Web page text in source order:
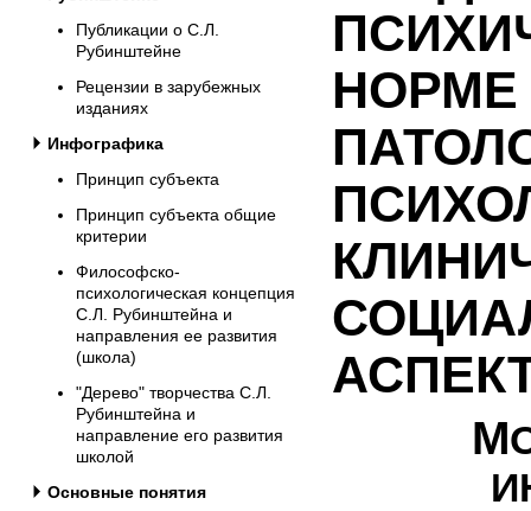
Публикации о С.Л.
Рубинштейне
Рецензии в зарубежных
изданиях
Инфографика
Принцип субъекта
Принцип субъекта общие
критерии
Философско-
психологическая концепция
С.Л. Рубинштейна и
направления ее развития
(школа)
"Дерево" творчества С.Л.
Рубинштейна и
направление его развития
школой
Основные понятия
НОРМЕ
М